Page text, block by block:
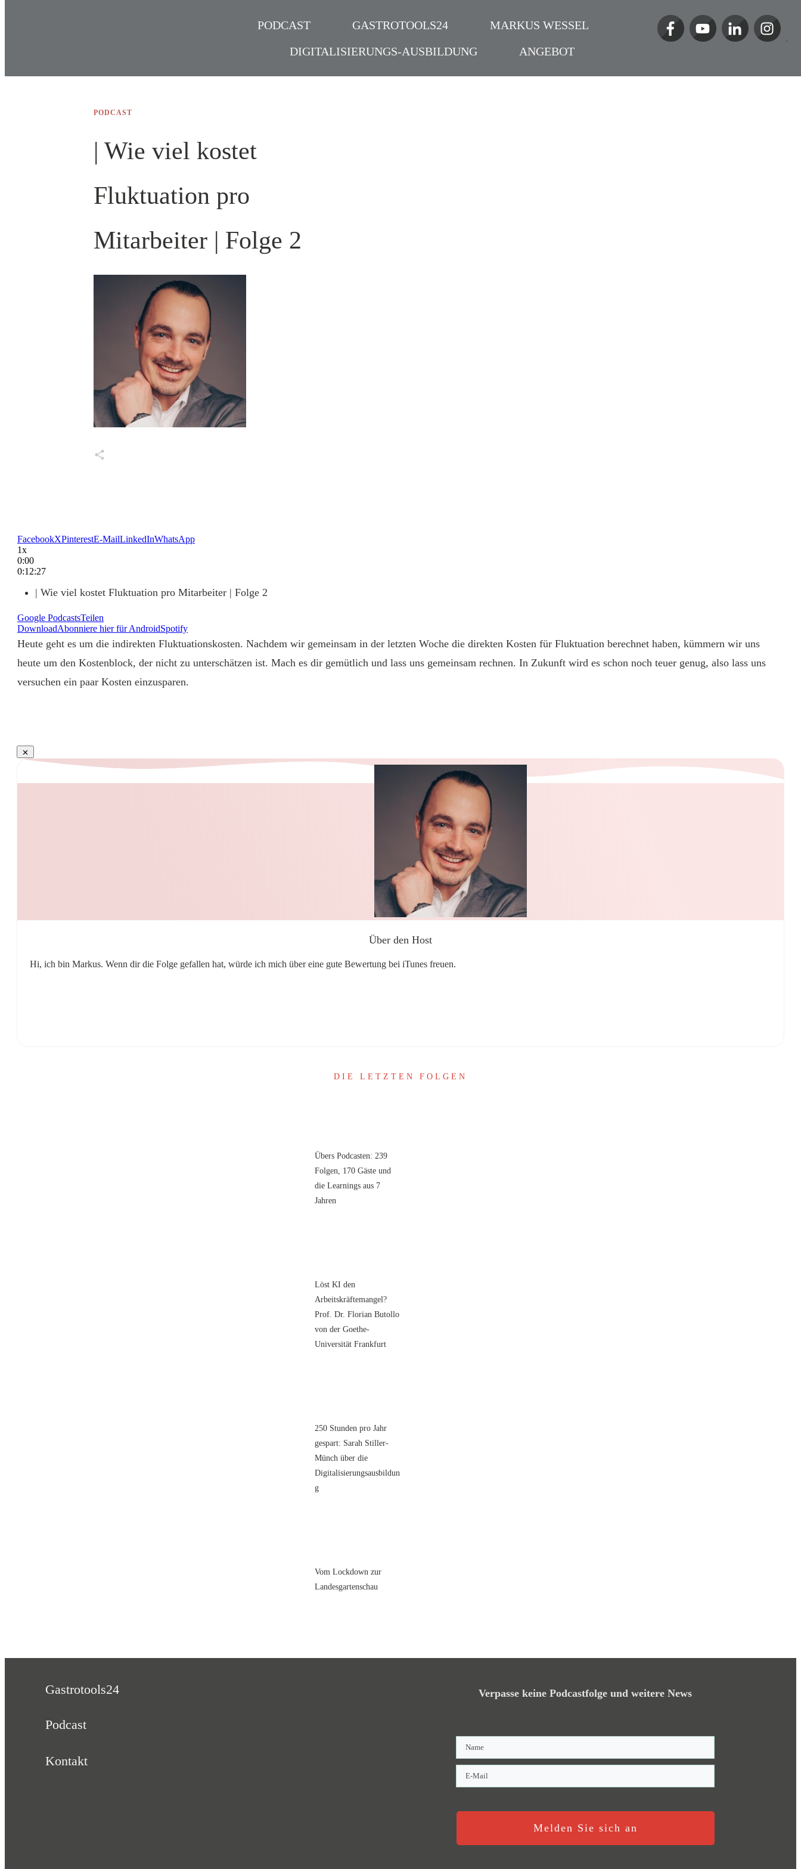
PODCAST GASTROTOOLS24
MARKUS WESSEL
DIGITALISIERUNGS-AUSBILDUNG
ANGEBOT
PODCAST
| Wie viel kostet
Fluktuation pro
Mitarbeiter | Folge 2
Markus Wessel
FacebookXPinterestE-MailLinkedInWhatsApp
1x
0:00
0:12:27
| Wie viel kostet Fluktuation pro Mitarbeiter | Folge 2
Google PodcastsTeilen
DownloadAbonniere hier für AndroidSpotify
Heute geht es um die indirekten Fluktuationskosten. Nachdem wir gemeinsam in der letzten Woche die direkten Kosten für Fluktuation berechnet haben, kümmern wir uns
heute um den Kostenblock, der nicht zu unterschätzen ist. Mach es dir gemütlich und lass uns gemeinsam rechnen. In Zukunft wird es schon noch teuer genug, also lass uns
versuchen ein paar Kosten einzusparen.
Über den Host
Hi, ich bin Markus. Wenn dir die Folge gefallen hat, würde ich mich über eine gute Bewertung bei iTunes freuen.
DIE LETZTEN FOLGEN
Übers Podcasten: 239
Folgen, 170 Gäste und
die Learnings aus 7
Jahren
Löst KI den
Arbeitskräftemangel?
Prof. Dr. Florian Butollo
von der Goethe-
Universität Frankfurt
250 Stunden pro Jahr
gespart: Sarah Stiller-
Münch über die
Digitalisierungsausbildun
g
Vom Lockdown zur
Landesgartenschau
Gastrotools24
Podcast
Kontakt
Verpasse keine Podcastfolge und weitere News
Melden Sie sich an